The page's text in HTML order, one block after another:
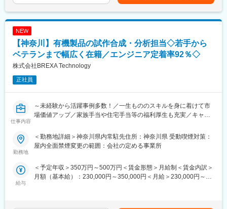
若手からベテランまで多くのエンジニアが所属していますが、中
には未経験からエンジニアとして活躍してる事例も多数ありま
す。以下は一例です。
自動車内装部品の試験評価プロジェクトに配属。今後の需要から
電気系エンジニアを目指して電験三種を勉強中。
・アパレル店舗運営からエンジニアに：
半導体製造装置の立ち上げプロジェクト配属、現在はフィールド
エンジニアとして活躍中。
習得、ご自身の努力が報われる環境となっています。
入社後のスキルアップ研修や支援も豊富に展開しています。
残業については配属先によって多少前後しますが全社月平均残業
時間は20時間程度になります。年間休日120日以上を確保してお
あります。
各プロジェクトには担当の営業が着任しており、定期的な面談な
NEW
【神奈川】有機製品の試作合成・分析担当◇若手から
ベテランまで幅広く在籍／エンジニア定着率92％◇
株式会社BREXA Technology
正社員
仕事内容
～未経験から活躍事例多数！／一生もののスキルを身に着けて市
場価値アップ／家族手当や住宅手当等の福利厚生も充実／キャリ
■業務概要：
オーダーに応じた既存製品の改良が多くなっており、担当製品に
対する実験計画の立案から試作合成、分析までお任せします。
勤務地
＜勤務地詳細＞神奈川県内常駐先住所：神奈川県 受動喫煙対策：
屋内全面禁煙変更の範囲：会社の定める事業所
給与
＜予定年収＞350万円～500万円＜賃金形態＞月給制＜賃金内訳＞
月額（基本給）：230,000円～350,000円＜月給＞230,000円～